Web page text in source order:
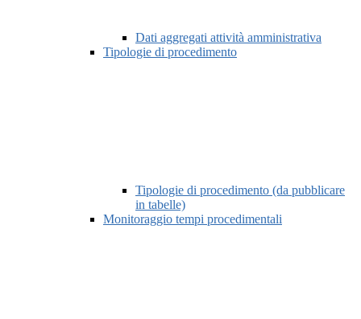
Dati aggregati attività amministrativa
Tipologie di procedimento
Tipologie di procedimento (da pubblicare
in tabelle)
Monitoraggio tempi procedimentali